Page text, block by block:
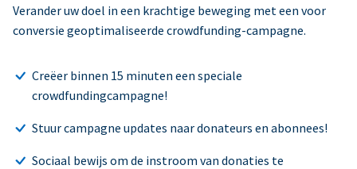
Verander uw doel in een krachtige beweging met een voor
conversie geoptimaliseerde crowdfunding-campagne.
Creëer binnen 15 minuten een speciale
crowdfundingcampagne!
Stuur campagne updates naar donateurs en abonnees!
Sociaal bewijs om de instroom van donaties te